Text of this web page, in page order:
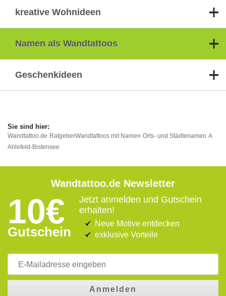
kreative Wohnideen
Namen als Wandtattoos
Geschenkideen
Wandtattoo.de RatgeberWandtattoos mit Namen Orts- und Städtenamen A
Ahlefeld-Bistensee
Wandtattoo.de Newsletter
10€
Gutschein
Jetzt anmelden und Gutschein
erhalten!
Neue Motive entdecken
exklusive Vorteile
Anmelden